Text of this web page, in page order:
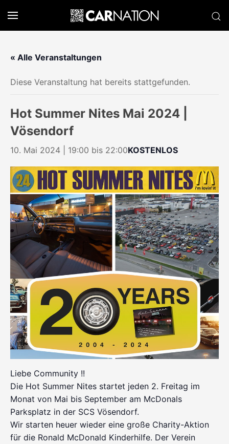
« Alle Veranstaltungen
Diese Veranstaltung hat bereits stattgefunden.
Hot Summer Nites Mai 2024 |
Vösendorf
10. Mai 2024 | 19:00 bis 22:00KOSTENLOS
Liebe Community !!
Die Hot Summer Nites startet jeden 2. Freitag im
Monat von Mai bis September am McDonals
Parksplatz in der SCS Vösendorf.
Wir starten heuer wieder eine große Charity-Aktion
für die Ronald McDonald Kinderhilfe. Der Verein